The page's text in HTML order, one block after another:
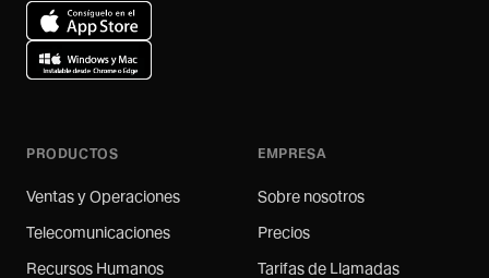
PRODUCTOS
Ventas y Operaciones
Telecomunicaciones
Recursos Humanos
EMPRESA
Sobre nosotros
Precios
Tarifas de Llamadas